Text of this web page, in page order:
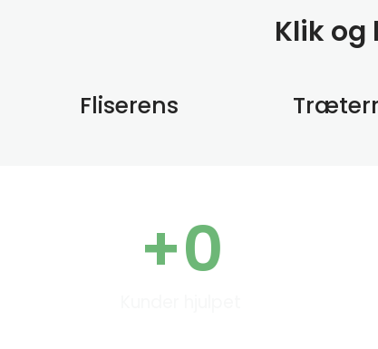
Klik
Fliserens
+0